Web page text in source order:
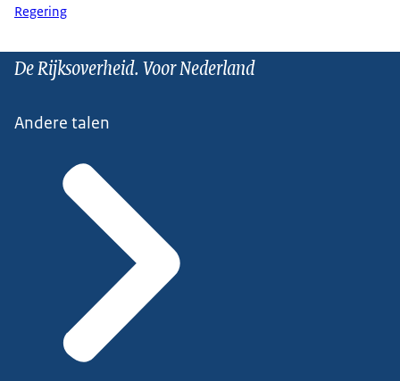
Regering
De Rijksoverheid. Voor Nederland
Andere talen